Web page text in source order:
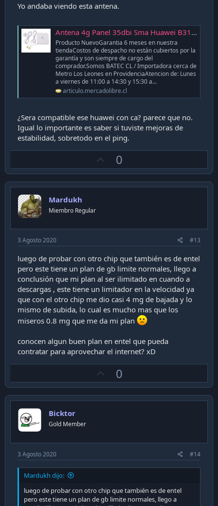
Yo andaba viendo esta antena.
Antena 4g Panel 35dbi Sma Huawei B311 B311as Lte B315 B315s - $ 28.725
Producto NuevoGarantia 6 meses en nuestra
tiendaCostos de despacho no están cubiertos por la
garantía y son siempre de cargo del
comprador.Somos BATEC CL / Importadora cerca de
Metro Los Leones en ProvidenciaAtencion de: Lunes
a viernes de 11:00 a 14:30 y 15:30 a...
articulo.mercadolibre.cl
¿Sera compatible ese huawei con ca? parece que no.
Igual lo importante es saber si tuviste mejoras de
estabilidad, sobretodo en el ping.
p
v
0
Mardukh
Miembro Regular
3 Agosto 2020 #13
luego de probar con otro chip que también es de entel
pero este tiene un plan de gb limite normales, llego a
conclusión que mi plan al ser ilimitado en cuando a
descargas , este tiene un limitador en la velocidad ya
que con el otro chip me dio casi 4 mg de bajada y lo
mismo de subida, lo cual es mucho mas que los
miseros 0.8 mg que me da mi plan
conocen algun buen plan en entel que pueda
contratar para aprovechar el internet? xD
p
v
0
Bicktor
Gold Member
3 Agosto 2020 #14
Mardukh dijo:
luego de probar con otro chip que también es de entel
pero este tiene un plan de gb limite normales, llego a